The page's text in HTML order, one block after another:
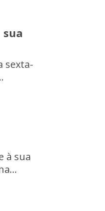
sexta-
à sua